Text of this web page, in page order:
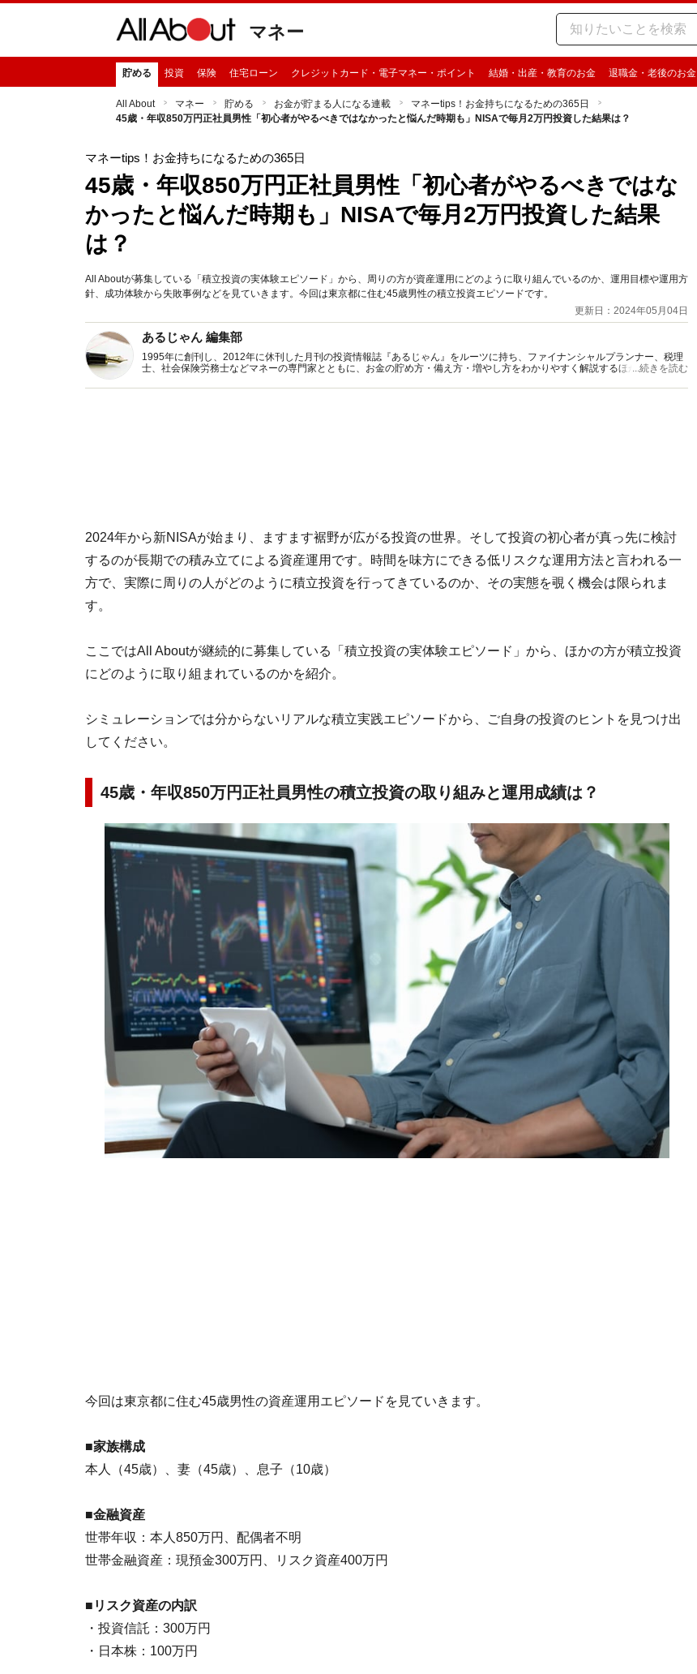
マネー
貯める 投資 保険 住宅ローン クレジットカード・電子マネー・ポイント 結婚・出産・教育のお金 退職金・老後のお金
All About マネー 貯める お金が貯まる人になる連載
マネーtips！お金持ちになるための365日
45歳・年収850万円正社員男性「初心者がやるべきではなかったと悩んだ時期も」NISAで毎月2万円投資した結果は？
マネーtips！お金持ちになるための365日
45歳・年収850万円正社員男性「初心者がやるべきではな
かったと悩んだ時期も」NISAで毎月2万円投資した結果
は？
All Aboutが募集している「積立投資の実体験エピソード」から、周りの方が資産運用にどのように取り組んでいるのか、運用目標や運用方
針、成功体験から失敗事例などを見ていきます。今回は東京都に住む45歳男性の積立投資エピソードです。
更新日：2024年05月04日
あるじゃん 編集部
1995年に創刊し、2012年に休刊した月刊の投資情報誌『あるじゃん』をルーツに持ち、ファイナンシャルプランナー、税理
士、社会保険労務士などマネーの専門家とともに、お金の貯め方・備え方・増やし方をわかりやすく解説するほか、マネー最
...続きを読む
2024年から新NISAが始まり、ますます裾野が広がる投資の世界。そして投資の初心者が真っ先に検討
するのが長期での積み立てによる資産運用です。時間を味方にできる低リスクな運用方法と言われる一
方で、実際に周りの人がどのように積立投資を行ってきているのか、その実態を覗く機会は限られま
す。
ここではAll Aboutが継続的に募集している「積立投資の実体験エピソード」から、ほかの方が積立投資
にどのように取り組まれているのかを紹介。
シミュレーションでは分からないリアルな積立実践エピソードから、ご自身の投資のヒントを見つけ出
してください。
45歳・年収850万円正社員男性の積立投資の取り組みと運用成績は？
今回は東京都に住む45歳男性の資産運用エピソードを見ていきます。
■家族構成
本人（45歳）、妻（45歳）、息子（10歳）
■金融資産
世帯年収：本人850万円、配偶者不明
世帯金融資産：現預金300万円、リスク資産400万円
■リスク資産の内訳
・投資信託：300万円
・日本株：100万円